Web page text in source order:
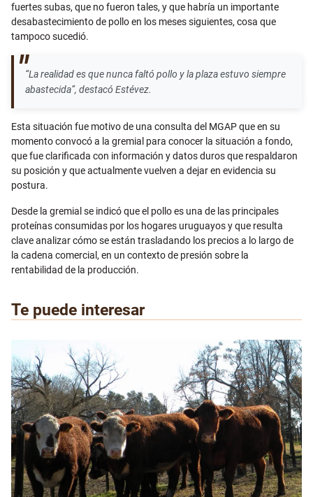
fuertes subas, que no fueron tales, y que habría un importante
desabastecimiento de pollo en los meses siguientes, cosa que
tampoco sucedió.
“La realidad es que nunca faltó pollo y la plaza estuvo siempre
abastecida”, destacó Estévez.
Esta situación fue motivo de una consulta del MGAP que en su
momento convocó a la gremial para conocer la situación a fondo,
que fue clarificada con información y datos duros que respaldaron
su posición y que actualmente vuelven a dejar en evidencia su
postura.
Desde la gremial se indicó que el pollo es una de las principales
proteínas consumidas por los hogares uruguayos y que resulta
clave analizar cómo se están trasladando los precios a lo largo de
la cadena comercial, en un contexto de presión sobre la
rentabilidad de la producción.
Te puede interesar